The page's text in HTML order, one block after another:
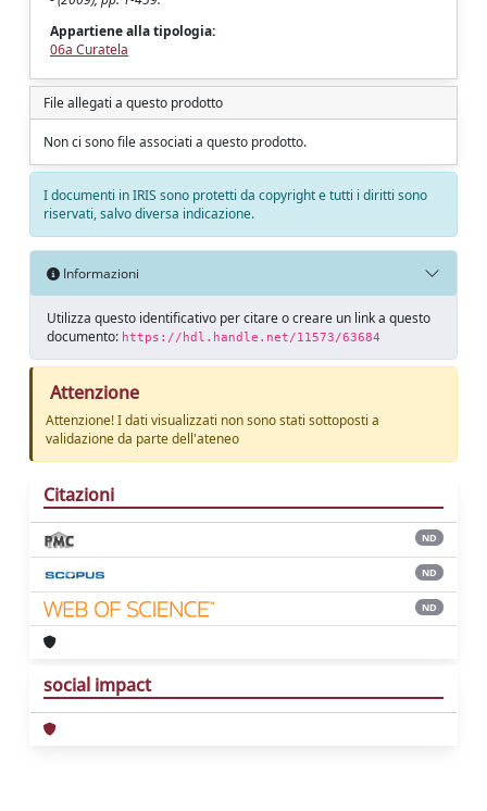
Appartiene alla tipologia:
06a Curatela
File allegati a questo prodotto
Non ci sono file associati a questo prodotto.
I documenti in IRIS sono protetti da copyright e tutti i diritti sono
riservati, salvo diversa indicazione.
Informazioni
Utilizza questo identificativo per citare o creare un link a questo
documento: https://hdl.handle.net/11573/63684
Attenzione
Attenzione! I dati visualizzati non sono stati sottoposti a
validazione da parte dell'ateneo
Citazioni
ND
ND
ND
social impact